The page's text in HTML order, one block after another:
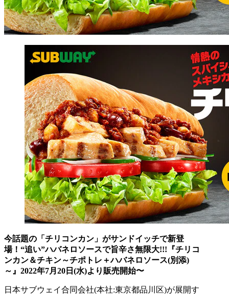
今話題の「チリコンカン」がサンドイッチで新登
場！“追い”ハバネロソースで旨辛さ無限大!!!『チリコ
ンカン＆チキン～チポトレ＋ハバネロソース(別添)
～』2022年7月20日(水)より販売開始〜
日本サブウェイ合同会社(本社:東京都品川区)が展開す